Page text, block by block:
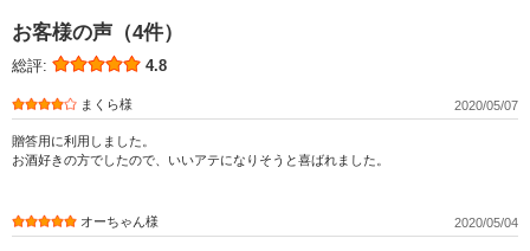
お客様の声（4件）
総評: 4.8
まくら様 2020/05/07
贈答用に利用しました。
お酒好きの方でしたので、いいアテになりそうと喜ばれました。
オーちゃん様 2020/05/04